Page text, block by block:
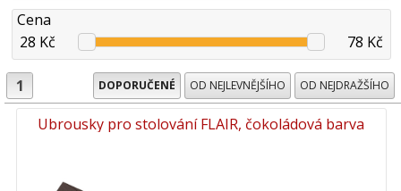
Cena
28 Kč
78 Kč
1 DOPORUČENÉ OD NEJLEVNĚJŠÍHO OD NEJDRAŽŠÍHO
Ubrousky pro stolování FLAIR, čokoládová barva